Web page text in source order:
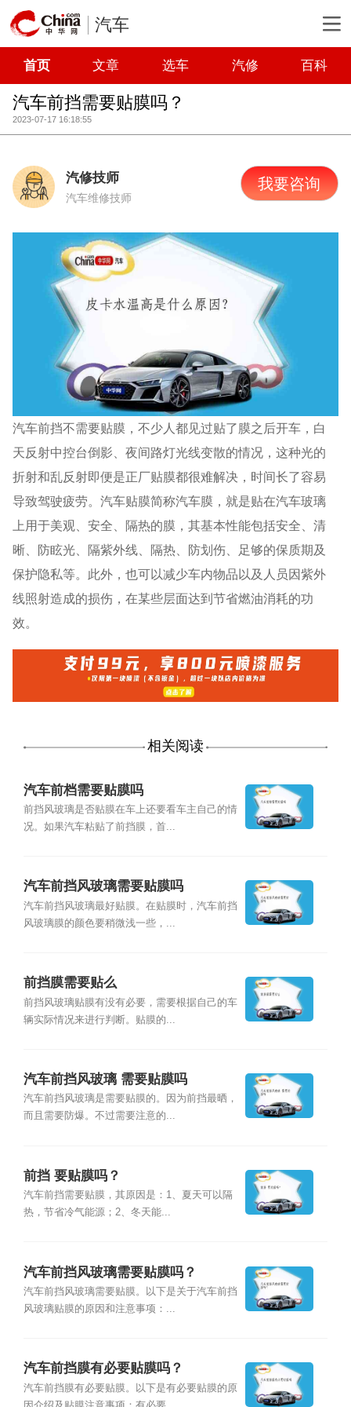
汽车
首页 文章 选车 汽修 百科
汽车前挡需要贴膜吗？
2023-07-17 16:18:55
汽修技师
汽车维修技师
我要咨询
汽车前挡不需要贴膜，不少人都见过贴了膜之后开车，白
天反射中控台倒影、夜间路灯光线变散的情况，这种光的
折射和乱反射即便是正厂贴膜都很难解决，时间长了容易
导致驾驶疲劳。汽车贴膜简称汽车膜，就是贴在汽车玻璃
上用于美观、安全、隔热的膜，其基本性能包括安全、清
晰、防眩光、隔紫外线、隔热、防划伤、足够的保质期及
保护隐私等。此外，也可以减少车内物品以及人员因紫外
线照射造成的损伤，在某些层面达到节省燃油消耗的功
效。
相关阅读
汽车前档需要贴膜吗
前挡风玻璃是否贴膜在车上还要看车主自己的情
况。如果汽车粘贴了前挡膜，首...
汽车前挡风玻璃需要贴膜吗
汽车前挡风玻璃最好贴膜。在贴膜时，汽车前挡
风玻璃膜的颜色要稍微浅一些，...
前挡膜需要贴么
前挡风玻璃贴膜有没有必要，需要根据自己的车
辆实际情况来进行判断。贴膜的...
汽车前挡风玻璃 需要贴膜吗
汽车前挡风玻璃是需要贴膜的。因为前挡最晒，
而且需要防爆。不过需要注意的...
前挡 要贴膜吗？
汽车前挡需要贴膜，其原因是：1、夏天可以隔
热，节省冷气能源；2、冬天能...
汽车前挡风玻璃需要贴膜吗？
汽车前挡风玻璃需要贴膜。以下是关于汽车前挡
风玻璃贴膜的原因和注意事项：...
汽车前挡膜有必要贴膜吗？
汽车前挡膜有必要贴膜。以下是有必要贴膜的原